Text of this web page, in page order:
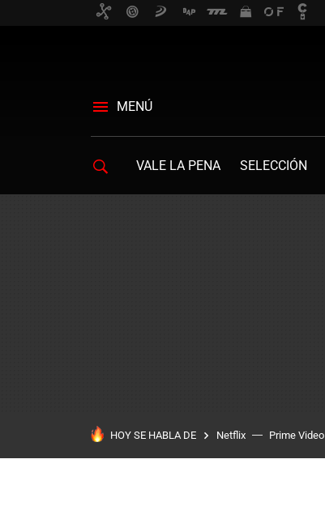
MENÚ
VALE LA PENA SELECCIÓN
HOY SE HABLA DE Netflix Prime Video